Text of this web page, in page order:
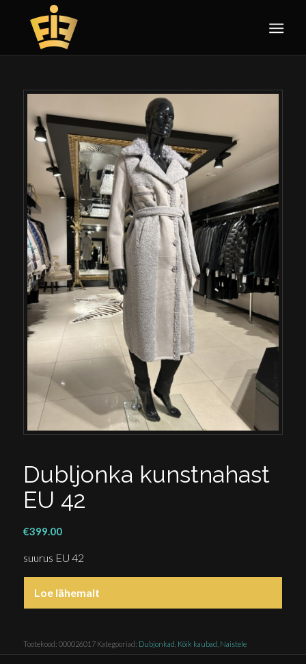
Dubljonka kunstnahast
EU 42
€399.00
suurus EU 42
Loe lähemalt
Tootekood: 000026017 Kategooriad: Dubjonkad Kõik kaubad Naistele